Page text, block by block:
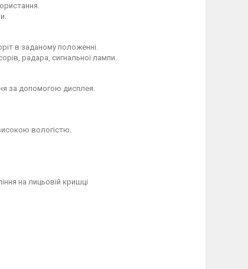
в заданому положенні.
радара, сигнальної лампи.
за допомогою дисплея.
вологістю.
на лицьовій кришці